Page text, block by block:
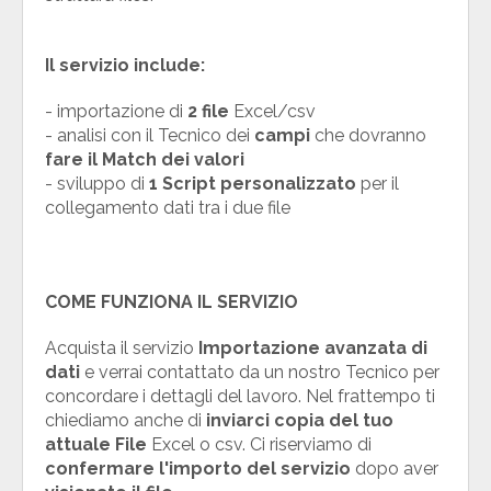
Il servizio include:
- importazione di 2 file Excel/csv
- analisi con il Tecnico dei campi che dovranno
fare il Match dei valori
- sviluppo di 1 Script personalizzato per il
collegamento dati tra i due file
COME FUNZIONA IL SERVIZIO
Acquista il servizio Importazione avanzata di
dati e verrai contattato da un nostro Tecnico per
concordare i dettagli del lavoro. Nel frattempo ti
chiediamo anche di inviarci copia del tuo
attuale File Excel o csv. Ci riserviamo di
confermare l'importo del servizio dopo aver